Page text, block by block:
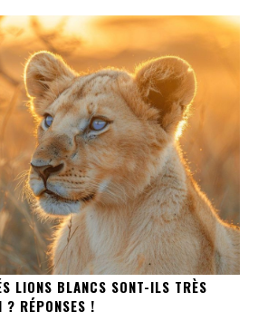
LIONS BLANCS SONT-ILS TRÈS
? RÉPONSES !